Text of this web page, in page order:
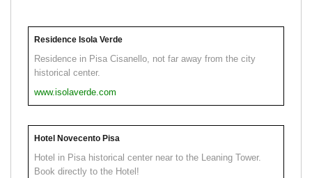
Residence Isola Verde
Residence in Pisa Cisanello, not far away from the city
historical center.
www.isolaverde.com
Hotel Novecento Pisa
Hotel in Pisa historical center near to the Leaning Tower.
Book directly to the Hotel!